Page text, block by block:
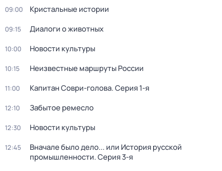
09:00 Кристальные истории
09:15 Диалоги о животных
10:00 Новости культуры
10:15 Неизвестные маршруты России
11:00 Капитан Соври-голова. Серия 1-я
12:10 Забытое ремесло
12:30 Новости культуры
12:45
Вначале было дело... или История русской
промышленности. Серия 3-я